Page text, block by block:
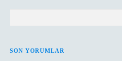
SON YORUMLAR